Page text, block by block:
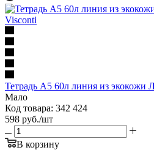
Тетрадь А5 60л линия из экокожи
Мало
Код товара: 342 424
598 руб./шт
В корзину